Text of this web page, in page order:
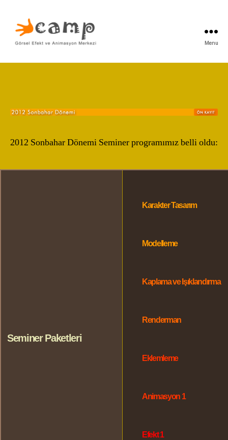
Menu
2012 Sonbahar Dönemi Seminer programımız belli oldu:
Seminer Paketleri
Karakter Tasarım
Modelleme
Kaplama ve Işıklandırma
Renderman
Eklemleme
Animasyon 1
Efekt 1